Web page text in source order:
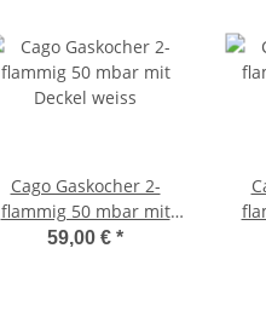
Cago Gaskocher 2-
flammig 50 mbar mit
Deckel weiss
59,00 € *